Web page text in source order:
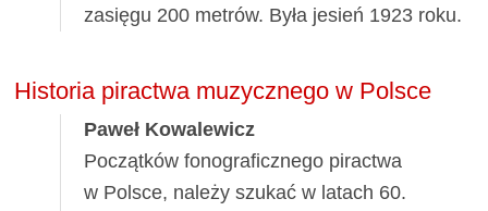
zasięgu 200 metrów. Była jesień 1923 roku.
Historia piractwa muzycznego w Polsce
Paweł Kowalewicz
Początków fonograficznego piractwa
w Polsce, należy szukać w latach 60.